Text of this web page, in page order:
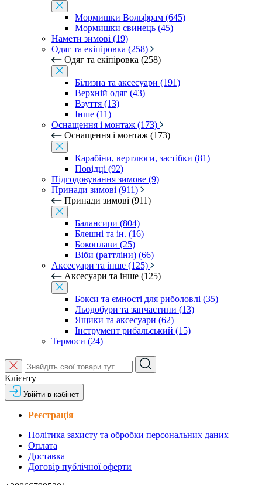
Мормишки Вольфрам (645)
Мормишки свинець (45)
Намети зимові (19)
Одяг та екіпіровка (258)
Одяг та екіпіровка (258)
Білизна та аксесуари (191)
Верхній одяг (43)
Взуття (13)
Інше (11)
Оснащення і монтаж (173)
Оснащення і монтаж (173)
Карабіни, вертлюги, застібки (81)
Повідці (92)
Підгодовування зимове (9)
Принади зимові (911)
Принади зимові (911)
Балансири (804)
Блешні та ін. (16)
Бокоплави (25)
Віби (раттліни) (66)
Аксесуари та інше (125)
Аксесуари та інше (125)
Бокси та ємності для риболовлі (35)
Льодобури та запчастини (13)
Ящики та аксесуари (62)
Інструмент рибальський (15)
Термоси (24)
Клієнту
Увійти в кабінет
Реєстрація
Політика захисту та обробки персональних даних
Оплата
Доставка
Договір публічної оферти